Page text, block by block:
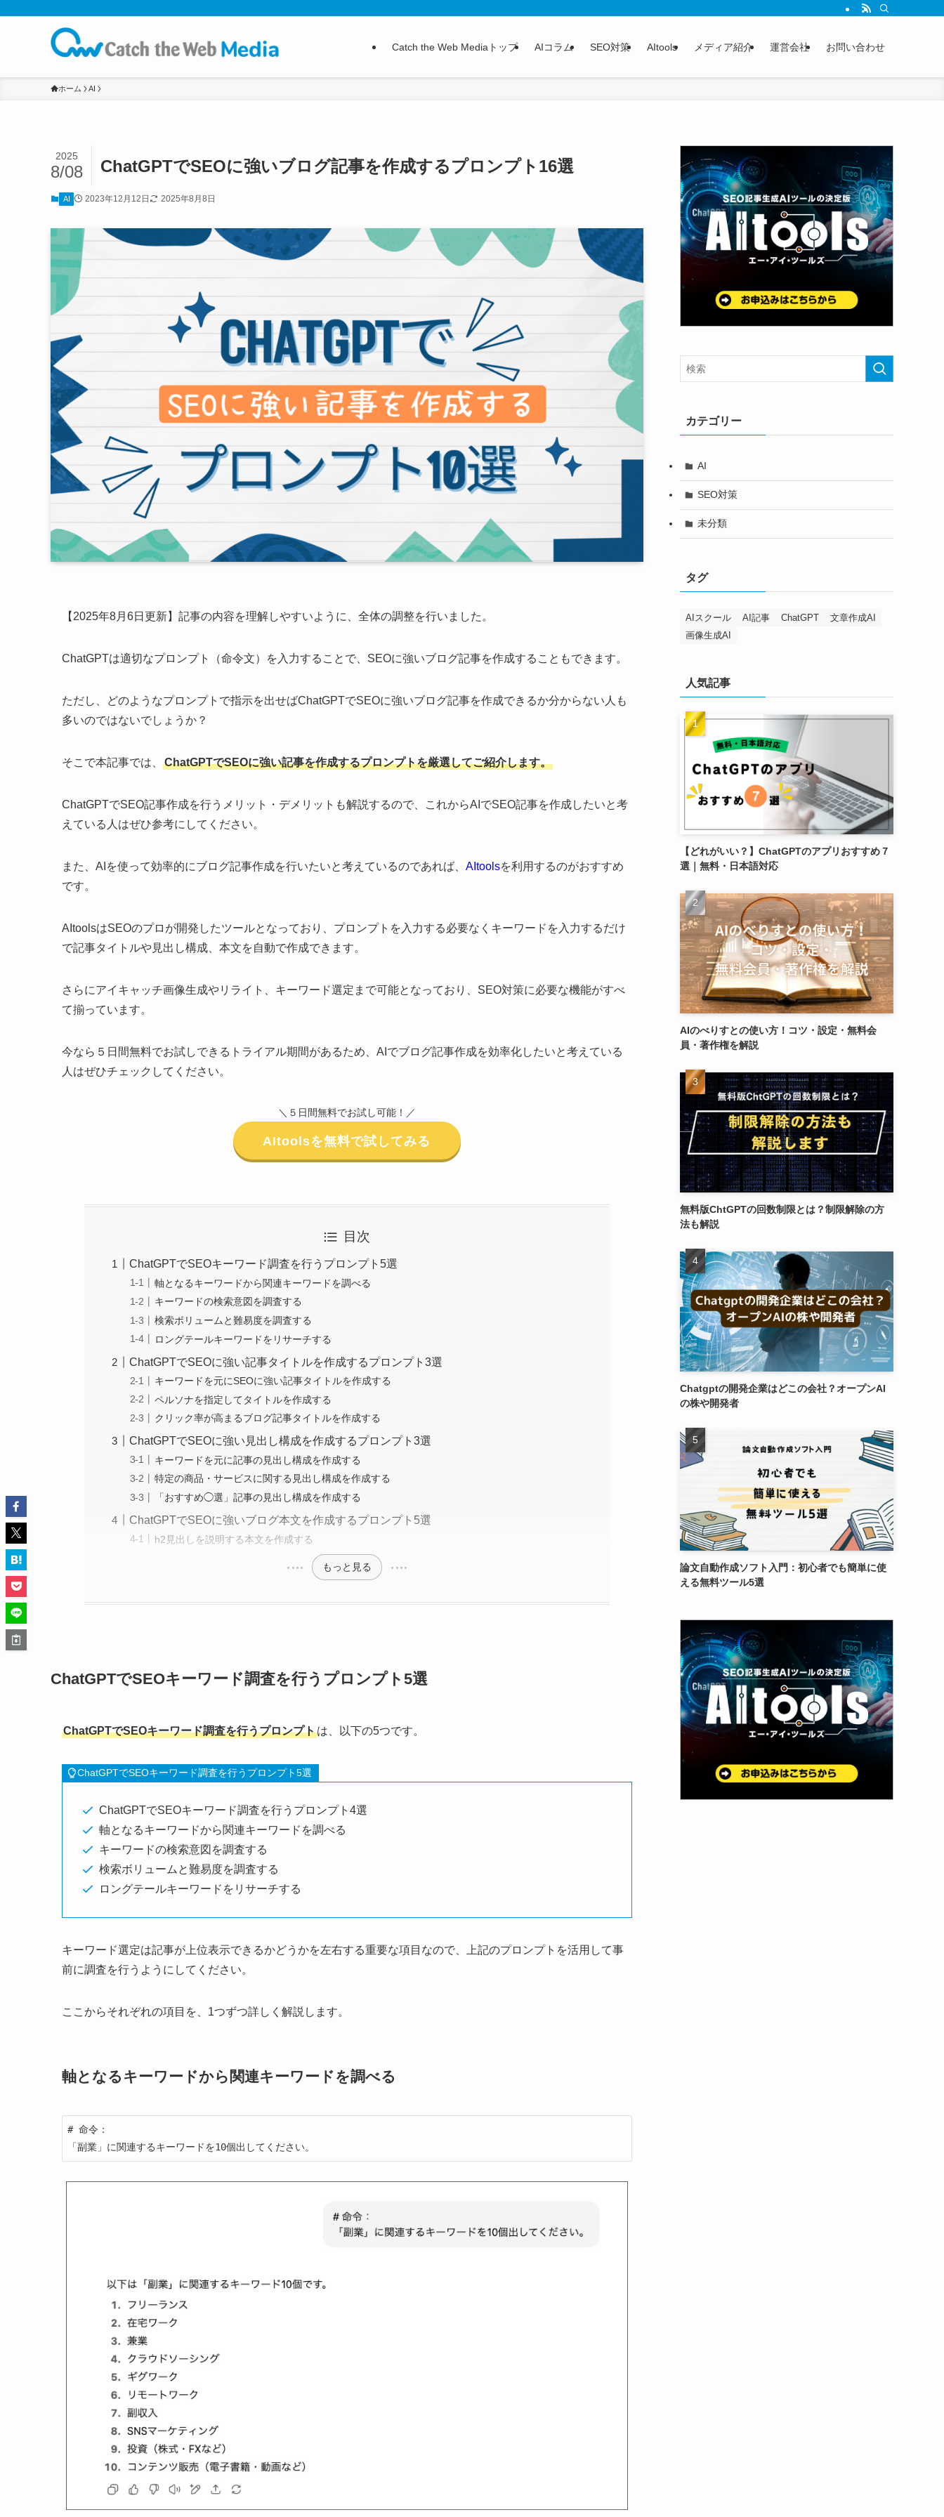
Catch the Web Mediaトップ AIコラム SEO対策 AItools メディア紹介 運営会社 お問い合わせ
ホーム AI
ChatGPTでSEOに強いブログ記事を作成するプロンプト16選
2025
8/08
AI 2023年12月12日 2025年8月8日
【2025年8月6日更新】記事の内容を理解しやすいように、全体の調整を行いました。
ChatGPTは適切なプロンプト（命令文）を入力することで、SEOに強いブログ記事を作成することもできます。
ただし、どのようなプロンプトで指示を出せばChatGPTでSEOに強いブログ記事を作成できるか分からない人も
多いのではないでしょうか？
そこで本記事では、 ChatGPTでSEOに強い記事を作成するプロンプトを厳選してご紹介します。
ChatGPTでSEO記事作成を行うメリット・デメリットも解説するので、これからAIでSEO記事を作成したいと考
えている人はぜひ参考にしてください。
また、AIを使って効率的にブログ記事作成を行いたいと考えているのであれば、 AItoolsを利用するのがおすすめ
です。
AItoolsはSEOのプロが開発したツールとなっており、プロンプトを入力する必要なくキーワードを入力するだけ
で記事タイトルや見出し構成、本文を自動で作成できます。
さらにアイキャッチ画像生成やリライト、キーワード選定まで可能となっており、SEO対策に必要な機能がすべ
て揃っています。
今なら５日間無料でお試しできるトライアル期間があるため、AIでブログ記事作成を効率化したいと考えている
人はぜひチェックしてください。
＼５日間無料でお試し可能！／
AItoolsを無料で試してみる
目次
ChatGPTでSEOキーワード調査を行うプロンプト5選
軸となるキーワードから関連キーワードを調べる
キーワードの検索意図を調査する
検索ボリュームと難易度を調査する
ロングテールキーワードをリサーチする
ChatGPTでSEOに強い記事タイトルを作成するプロンプト3選
キーワードを元にSEOに強い記事タイトルを作成する
ペルソナを指定してタイトルを作成する
クリック率が高まるブログ記事タイトルを作成する
ChatGPTでSEOに強い見出し構成を作成するプロンプト3選
キーワードを元に記事の見出し構成を作成する
特定の商品・サービスに関する見出し構成を作成する
「おすすめ◯選」記事の見出し構成を作成する
ChatGPTでSEOに強いブログ本文を作成するプロンプト5選
h2見出しを説明する本文を作成する
もっと見る
ChatGPTでSEOキーワード調査を行うプロンプト5選
ChatGPTでSEOキーワード調査を行うプロンプトは、以下の5つです。
ChatGPTでSEOキーワード調査を行うプロンプト5選
ChatGPTでSEOキーワード調査を行うプロンプト4選
軸となるキーワードから関連キーワードを調べる
キーワードの検索意図を調査する
検索ボリュームと難易度を調査する
ロングテールキーワードをリサーチする
キーワード選定は記事が上位表示できるかどうかを左右する重要な項目なので、上記のプロンプトを活用して事
前に調査を行うようにしてください。
ここからそれぞれの項目を、1つずつ詳しく解説します。
軸となるキーワードから関連キーワードを調べる
# 命令：
「副業」に関連するキーワードを10個出してください。
カテゴリー
AI
SEO対策
未分類
タグ
AIスクール AI記事 ChatGPT
文章作成AI
画像生成AI
人気記事
【どれがいい？】ChatGPTのアプリおすすめ７
選｜無料・日本語対応
AIのべりすとの使い方！コツ・設定・無料会
員・著作権を解説
無料版ChtGPTの回数制限とは？制限解除の方
法も解説
Chatgptの開発企業はどこの会社？オープンAI
の株や開発者
論文自動作成ソフト入門：初心者でも簡単に使
える無料ツール5選